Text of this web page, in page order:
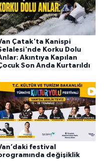
Çatak'ta Kanispi
Korku Dolu
Akıntıya Kapılan
Son Anda Kurtarıldı
festival
değişiklik